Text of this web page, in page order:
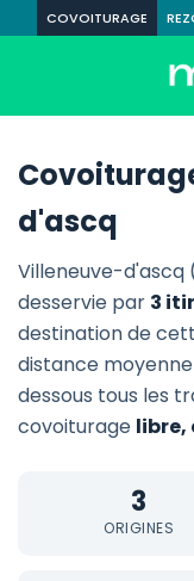
COVOITURAGE
d'ascq
Villeneuve-
desservie par 3
destination de
distance
dessous tous les
covoiturage libre,
3
ORIGINES